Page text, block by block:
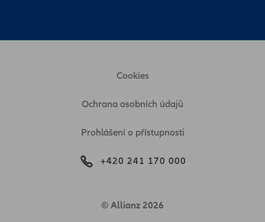
Cookies
Ochrana osobních údajů
Prohlášení o přístupnosti
© Allianz 2026
+420 241 170 000